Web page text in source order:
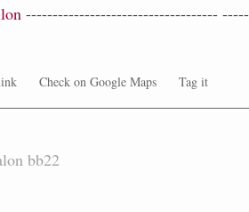
------------------------------------
Check on Google Maps Tag it
bb22